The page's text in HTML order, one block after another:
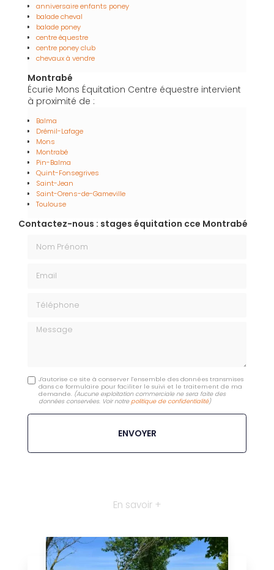
anniversaire enfants poney
balade cheval
balade poney
centre équestre
centre poney club
chevaux à vendre
Montrabé
Écurie Mons Équitation Centre équestre intervient
à proximité de :
Balma
Drémil-Lafage
Mons
Montrabé
Pin-Balma
Quint-Fonsegrives
Saint-Jean
Saint-Orens-de-Gameville
Toulouse
Contactez-nous : stages équitation cce Montrabé
Message
J'autorise ce site à conserver l'ensemble des données transmises
dans ce formulaire pour faciliter le suivi et le traitement de ma
demande. (Aucune exploitation commerciale ne sera faite des
données conservées. Voir notrepolitique de confidentialité)
En savoir +